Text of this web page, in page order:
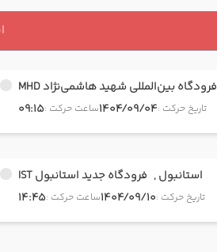
فرودگاه بین‌المللی شهید هاشمی‌نژاد MHD
تاریخ حرکت :1404/09/04ساعت حرکت :09:15
استانبول , فرودگاه جدید استانبول IST
تاریخ حرکت :1404/09/10ساعت حرکت :14:45